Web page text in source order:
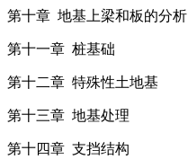
第十章 地基上梁和板的分析
第十一章 桩基础
第十二章 特殊性土地基
第十三章 地基处理
第十四章 支挡结构